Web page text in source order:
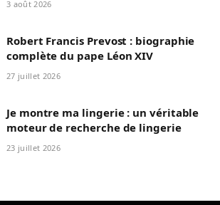
3 août 2026
Robert Francis Prevost : biographie
complète du pape Léon XIV
27 juillet 2026
Je montre ma lingerie : un véritable
moteur de recherche de lingerie
23 juillet 2026